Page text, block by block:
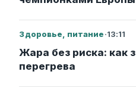
Здоровье, питание·13:11
Жара без риска: как
перегрева